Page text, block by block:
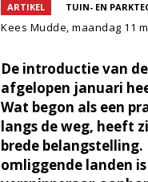
ARTIKEL TUIN- EN
Kees Mudde, maandag 11
De introductie van
afgelopen januari
Wat begon als een
langs de weg, heeft
brede
omliggende landen